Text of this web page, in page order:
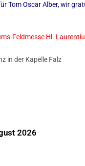
Tom Oscar Alber, wir
Feldmesse Hl.
in der Kapelle Falz
2026